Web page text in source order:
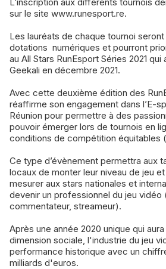
sur le site www.runesport.re.
Les lauréats de chaque tournoi
dotations numériques et pourront
au All Stars RunEsport Séries 2021 qui
Geekali en décembre 2021.
Avec cette deuxième édition des
réaffirme son engagement dans l’E-
Réunion pour permettre à des
pouvoir émerger lors de tournois en
conditions de compétition équitables
Ce type d’évènement permettra aux
locaux de monter leur niveau de jeu
mesurer aux stars nationales et
devenir un professionnel du jeu vidéo
commentateur, streameur).
Après une année 2020 unique qui
dimension sociale, l'industrie du jeu
performance historique avec un
milliards d'euros.